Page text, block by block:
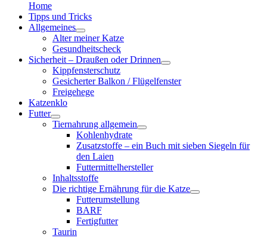
Home
Tipps und Tricks
Allgemeines
Alter meiner Katze
Gesundheitscheck
Sicherheit – Draußen oder Drinnen
Kippfensterschutz
Gesicherter Balkon / Flügelfenster
Freigehege
Katzenklo
Futter
Tiernahrung allgemein
Kohlenhydrate
Zusatzstoffe – ein Buch mit sieben Siegeln für
den Laien
Futtermittelhersteller
Inhaltsstoffe
Die richtige Ernährung für die Katze
Futterumstellung
BARF
Fertigfutter
Taurin